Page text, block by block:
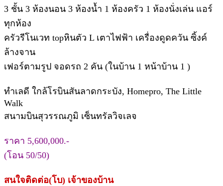
3 ชั้น 3 ห้องนอน 3 ห้องน้ำ 1 ห้องครัว 1 ห้องนั่งเล่น แอร์
ทุกห้อง
ครัวรีโนเวท topหินตัว L เตาไฟฟ้า เครื่องดูดควัน ซิ้งค์
ล้างจาน
เฟอร์ตามรูป จอดรถ 2 คัน (ในบ้าน 1 หน้าบ้าน 1 )
ทำเลดี ใกล้โรบินสันลาดกระบัง, Homepro, The Little
Walk
สนามบินสุวรรณภูมิ เซ็นทรัลวิจเลจ
ราคา 5,600,000.-
(โอน 50/50)
สนใจติดต่อ(โบ) เจ้าของบ้าน